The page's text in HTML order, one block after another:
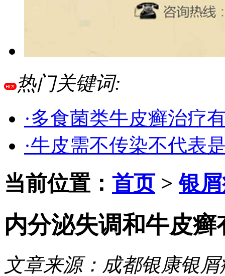
热门关键词:
·多食菌类牛皮癣治疗
·牛皮需不传染不代表
当前位置： 首页>银
内分泌失调和牛皮癣
文章来源： 成都银康银